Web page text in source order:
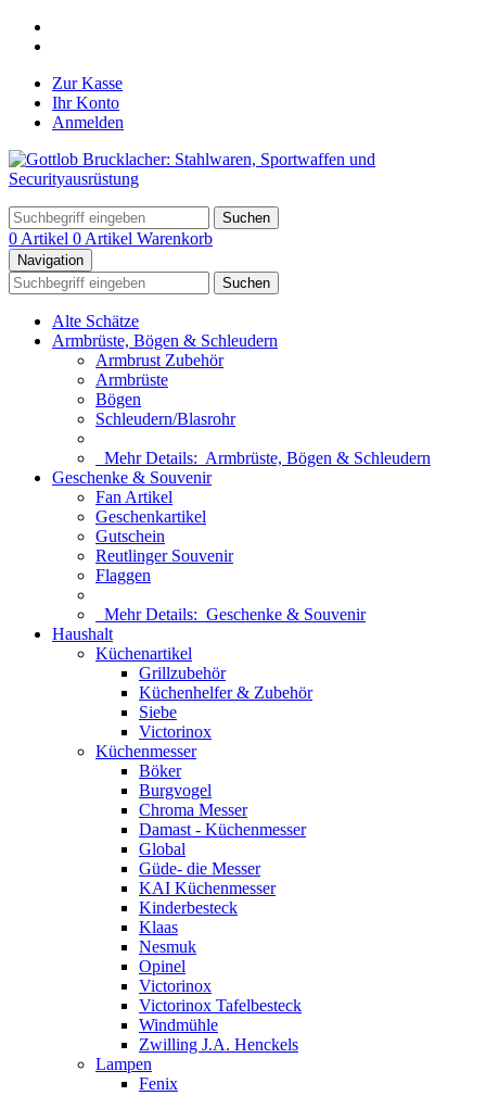
Zur Kasse
Ihr Konto
Anmelden
Suchen
0 Artikel 0 Artikel Warenkorb
Navigation
Suchen
Alte Schätze
Armbrüste, Bögen & Schleudern
Armbrust Zubehör
Armbrüste
Bögen
Schleudern/Blasrohr
Mehr Details: Armbrüste, Bögen & Schleudern
Geschenke & Souvenir
Fan Artikel
Geschenkartikel
Gutschein
Reutlinger Souvenir
Flaggen
Mehr Details: Geschenke & Souvenir
Haushalt
Küchenartikel
Grillzubehör
Küchenhelfer & Zubehör
Siebe
Victorinox
Küchenmesser
Böker
Burgvogel
Chroma Messer
Damast - Küchenmesser
Global
Güde- die Messer
KAI Küchenmesser
Kinderbesteck
Klaas
Nesmuk
Opinel
Victorinox
Victorinox Tafelbesteck
Windmühle
Zwilling J.A. Henckels
Lampen
Fenix